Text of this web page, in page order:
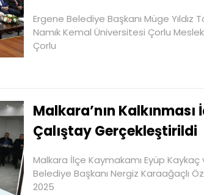
Ergene Belediye Başkanı Müge Yıldız
Namık Kemal Üniversitesi Çorlu
Çorlu
Malkara’nın Kalkınması
Çalıştay Gerçekleştirildi
Malkara İlçe Kaymakamı Eyüp Kaykaç
Belediye Başkanı Nergiz Karaağaçlı
2025